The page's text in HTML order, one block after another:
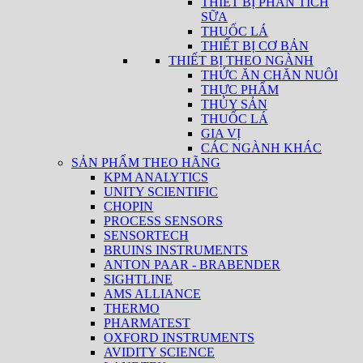
SỮA
THUỐC LÁ
THIẾT BỊ CƠ BẢN
THIẾT BỊ THEO NGÀNH
THỨC ĂN CHĂN NUÔI
THỰC PHẨM
THỦY SẢN
THUỐC LÁ
GIA VỊ
CÁC NGÀNH KHÁC
SẢN PHẨM THEO HÃNG
KPM ANALYTICS
UNITY SCIENTIFIC
CHOPIN
PROCESS SENSORS
SENSORTECH
BRUINS INSTRUMENTS
ANTON PAAR - BRABENDER
SIGHTLINE
AMS ALLIANCE
THERMO
PHARMATEST
OXFORD INSTRUMENTS
AVIDITY SCIENCE